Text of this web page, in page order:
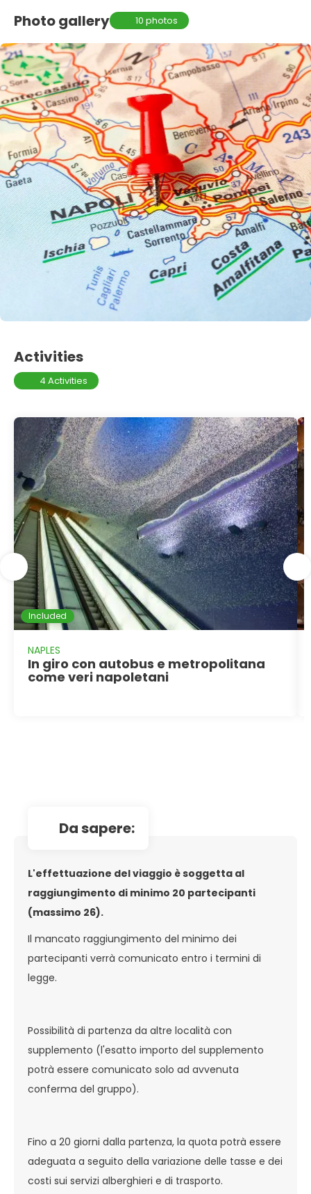
Photo gallery 10 photos
Activities
4 Activities
Included
NAPLES
In giro con autobus e metropolitana
come veri napoletani
da sapere:
L'effettuazione del viaggio è soggetta al
raggiungimento di minimo 20 partecipanti
(massimo 26).
Il mancato raggiungimento del minimo dei
partecipanti verrà comunicato entro i termini di
legge.
Possibilità di partenza da altre località con
supplemento (l'esatto importo del supplemento
potrà essere comunicato solo ad avvenuta
conferma del gruppo).
Fino a 20 giorni dalla partenza, la quota potrà essere
adeguata a seguito della variazione delle tasse e dei
costi sui servizi alberghieri e di trasporto.